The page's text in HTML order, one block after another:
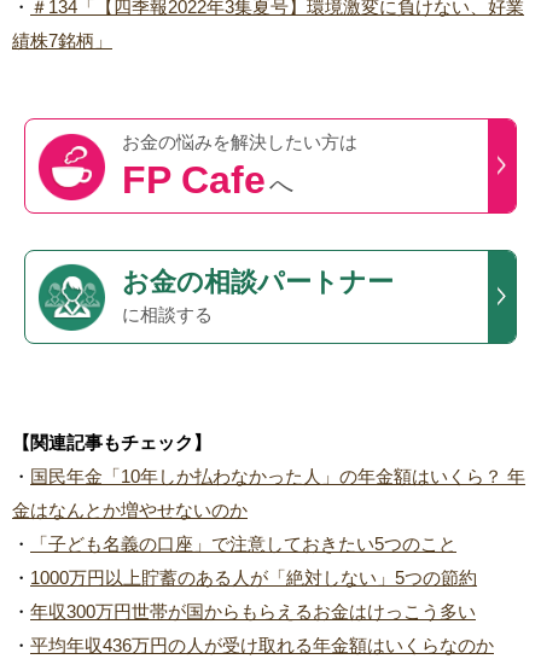
・ ＃134「【四季報2022年3集夏号】環境激変に負けない、好業
績株7銘柄」
お金の悩みを解決したい方は
FP Cafeへ
お金の相談パートナー
に相談する
【関連記事もチェック】
・ 国民年金「10年しか払わなかった人」の年金額はいくら？ 年
金はなんとか増やせないのか
・
「子ども名義の口座」で注意しておきたい5つのこと
・ 1000万円以上貯蓄のある人が「絶対しない」5つの節約
・ 年収300万円世帯が国からもらえるお金はけっこう多い
・ 平均年収436万円の人が受け取れる年金額はいくらなのか